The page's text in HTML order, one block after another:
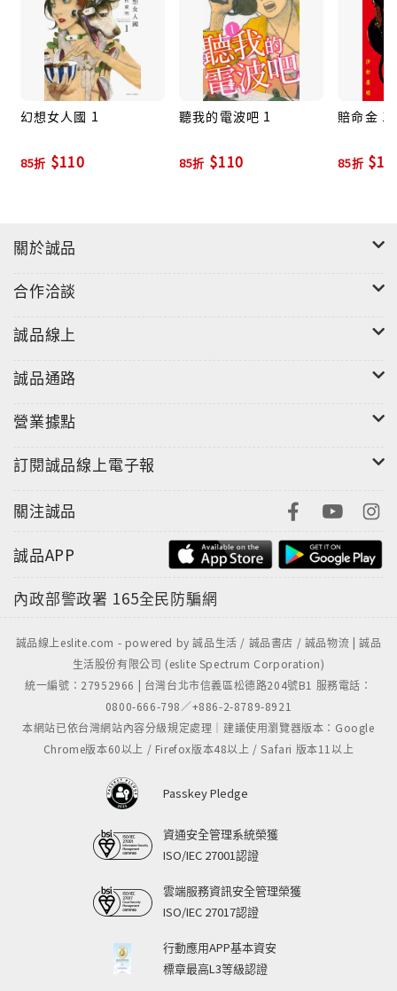
幻想女人國 1
85折 $110
聽我的電波吧 1
85折 $110
賠命金 1
85折
關於誠品
合作洽談
誠品線上
誠品通路
營業據點
訂閱誠品線上電子報
關注誠品
誠品APP
內政部警政署 165全民防騙網
誠品線上eslite.com - powered by 誠品生活 / 誠品書店 / 誠品物流 | 誠品
生活股份有限公司 (eslite Spectrum Corporation)
統一編號：27952966 | 台灣台北市信義區松德路204號B1 服務電話：
0800-666-798／+886-2-8789-8921
本網站已依台灣網站內容分級規定處理｜建議使用瀏覽器版本：Google
Chrome版本60以上 / Firefox版本48以上 / Safari 版本11以上
Passkey Pledge
資通安全管理系統榮獲
ISO/IEC 27001認證
雲端服務資訊安全管理榮獲
ISO/IEC 27017認證
行動應用APP基本資安
標章最高L3等級認證